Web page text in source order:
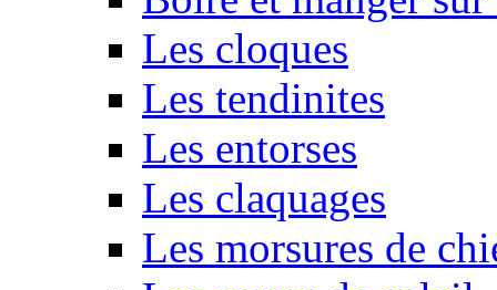
Les cloques
Les tendinites
Les entorses
Les claquages
Les morsures de